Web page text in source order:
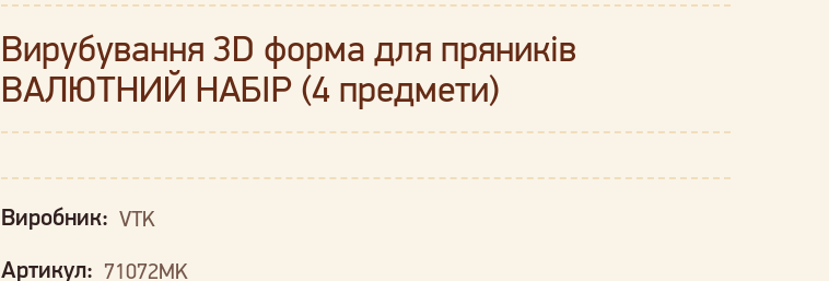
Вирубування 3D форма для пряників
ВАЛЮТНИЙ НАБІР (4 предмети)
Виробник: VTK
Артикул: 71072MK